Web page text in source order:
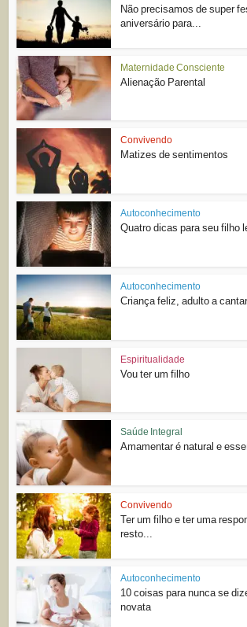
Não precisamos de super
aniversário para...
Maternidade Consciente
Alienação Parental
Convivendo
Matizes de sentimentos
Autoconhecimento
Quatro dicas para seu filho
Autoconhecimento
Criança feliz, adulto a
Espiritualidade
Vou ter um filho
Saúde Integral
Amamentar é natural e
Convivendo
Ter um filho e ter uma
resto...
Autoconhecimento
10 coisas para nunca se
novata